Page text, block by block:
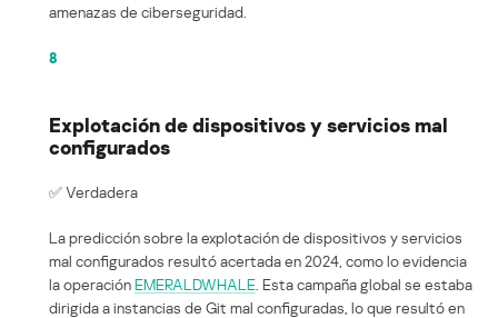
amenazas de ciberseguridad.
8
Explotación de dispositivos y servicios mal
configurados
✅ Verdadera
La predicción sobre la explotación de dispositivos y servicios
mal configurados resultó acertada en 2024, como lo evidencia
la operaciónEMERALDWHALE . Esta campaña global se estaba
dirigida a instancias de Git mal configuradas, lo que resultó en